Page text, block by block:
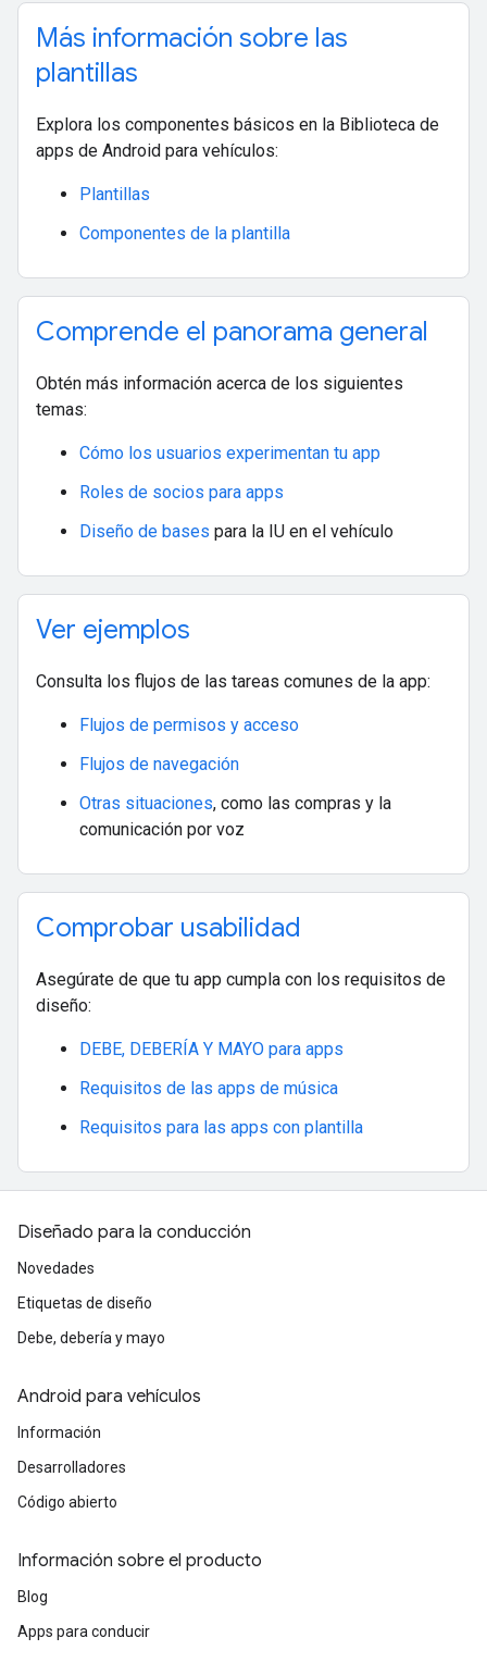
Más información sobre las
plantillas
Explora los componentes básicos en la Biblioteca de
apps de Android para vehículos:
Plantillas
Componentes de la plantilla
Comprende el panorama general
Obtén más información acerca de los siguientes
temas:
Cómo los usuarios experimentan tu app
Roles de socios para apps
Diseño de bases para la IU en el vehículo
Ver ejemplos
Consulta los flujos de las tareas comunes de la app:
Flujos de permisos y acceso
Flujos de navegación
Otras situaciones, como las compras y la
comunicación por voz
Comprobar usabilidad
Asegúrate de que tu app cumpla con los requisitos de
diseño:
DEBE, DEBERÍA Y MAYO para apps
Requisitos de las apps de música
Requisitos para las apps con plantilla
Diseñado para la conducción
Novedades
Etiquetas de diseño
Debe, debería y mayo
Android para vehículos
Información
Desarrolladores
Código abierto
Información sobre el producto
Blog
Apps para conducir